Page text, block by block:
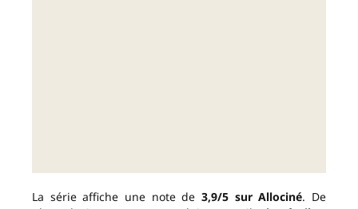
La série affiche une note de 3,9/5 sur Allociné. De